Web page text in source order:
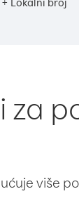
za
više